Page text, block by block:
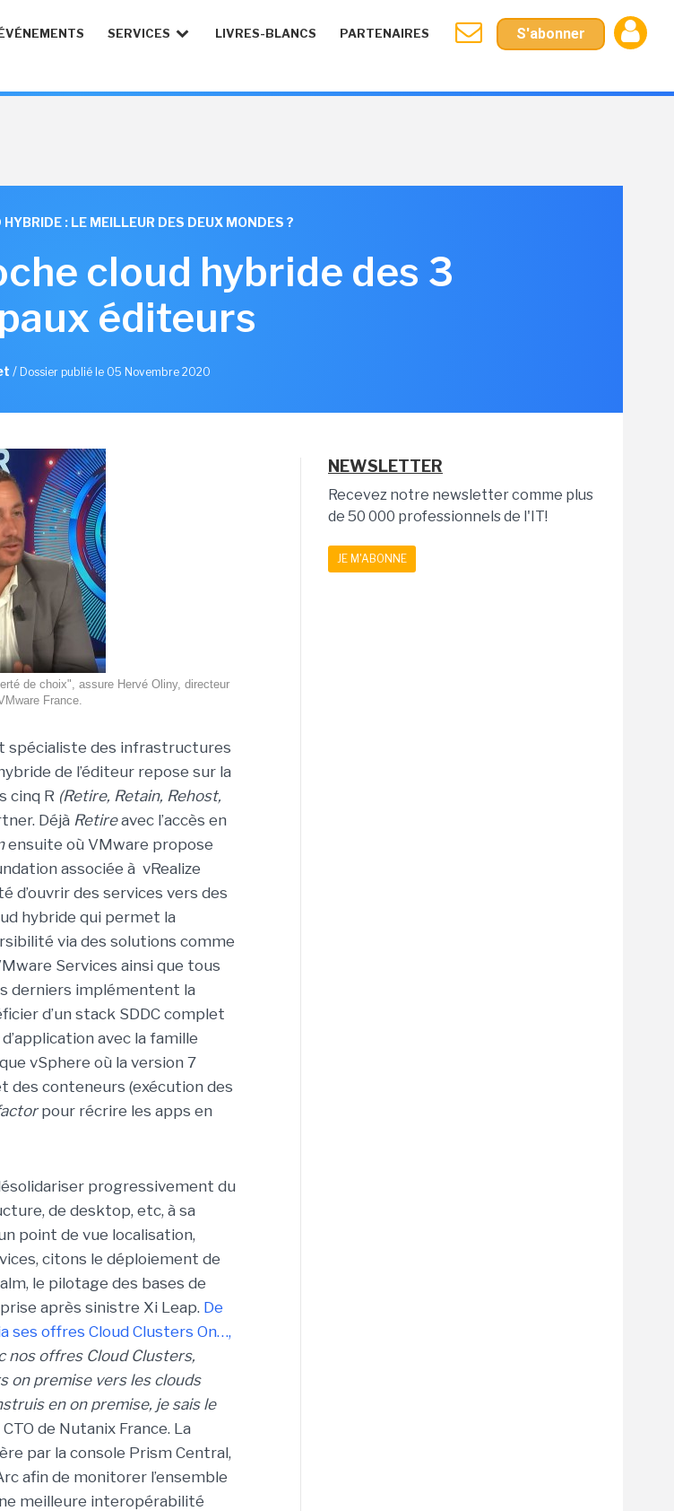
SERVICES LIVRES-BLANCS PARTENAIRES S'abonner
HYBRIDE : LE MEILLEUR DES DEUX MONDES ?
cloud hybride des 3
éditeurs
/ Dossier publié le 05 Novembre 2020
de choix", assure Hervé Oliny, directeur
France.
spécialiste des infrastructures
de l’éditeur repose sur la
cinq R (Retire, Retain, Rehost,
Déjà Retireavec l’accès en
ensuite où VMware propose
associée à vRealize
des services vers des
hybride qui permet la
via des solutions comme
Services ainsi que tous
derniers implémentent la
d’un stack SDDC complet
d’application avec la famille
vSphere où la version 7
des conteneurs (exécution des
pour récrire les apps en
progressivement du
de desktop, etc, à sa
point de vue localisation,
citons le déploiement de
le pilotage des bases de
après sinistre Xi Leap. De
ses offres Cloud Clusters On…,
nos offres Cloud Clusters,
on premise vers les clouds
en on premise, je sais le
de Nutanix France. La
par la console Prism Central,
afin de monitorer l’ensemble
meilleure interopérabilité
NEWSLETTER
Recevez notre newsletter comme plus
de 50 000 professionnels de l'IT!
JE M'ABONNE